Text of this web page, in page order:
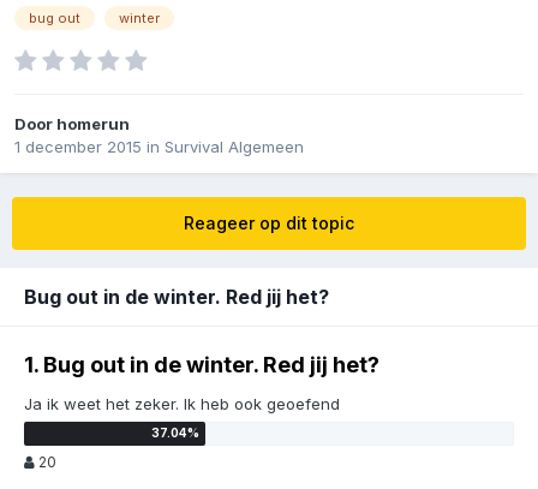
bug out winter
Door homerun
1 december 2015 in Survival Algemeen
Reageer op dit topic
Bug out in de winter. Red jij het?
1. Bug out in de winter. Red jij het?
Ja ik weet het zeker. Ik heb ook geoefend
20